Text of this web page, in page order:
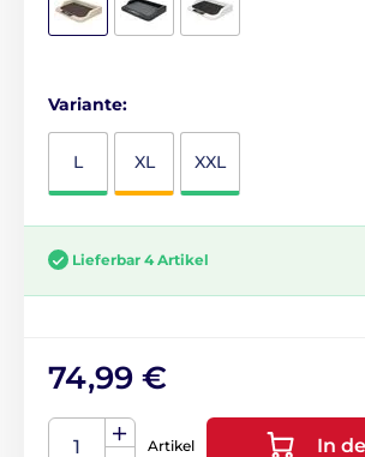
Variante:
L XL XXL
Lieferbar 4 Artikel
74,99 €
Artikel In